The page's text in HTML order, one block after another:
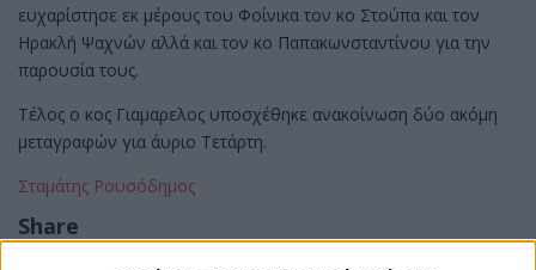
ευχαρίστησε εκ μέρους του Φοίνικα τον κο Στούπα και τον
Ηρακλή Ψαχνών αλλά και τον κο Παπακωνσταντίνου για την
παρουσία τους.
Τέλος ο κος Γιαμαρελος υποσχέθηκε ανακοίνωση δύο ακόμη
μεταγραφών για άυριο Τετάρτη.
Σταμάτης Ρουσόδημος
Share